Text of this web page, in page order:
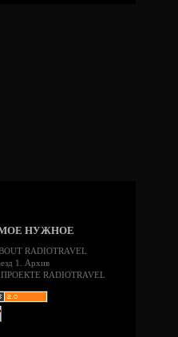
НУЖНОЕ
RADIOTRAVEL
1. Архив
RADIOTRAVEL